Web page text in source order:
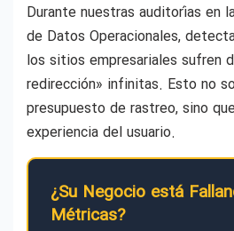
Durante nuestras auditorías en
de Datos Operacionales,
los sitios empresariales sufren
redirección» infinitas. Esto no
presupuesto de rastreo, sino
experiencia del usuario.
¿Su Negocio está
Métricas?